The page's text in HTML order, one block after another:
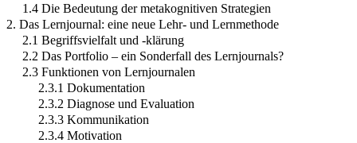
1.4 Die Bedeutung der metakognitiven Strategien
2. Das Lernjournal: eine neue Lehr- und Lernmethode
2.1 Begriffsvielfalt und -klärung
2.2 Das Portfolio – ein Sonderfall des Lernjournals?
2.3 Funktionen von Lernjournalen
2.3.1 Dokumentation
2.3.2 Diagnose und Evaluation
2.3.3 Kommunikation
2.3.4 Motivation